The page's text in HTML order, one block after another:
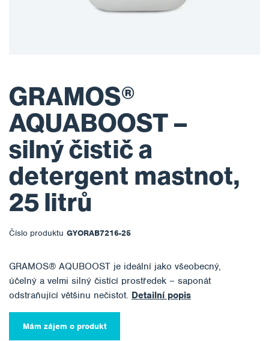
GRAMOS®
AQUABOOST –
silný čistič a
detergent mastnot,
25 litrů
Číslo produktu GYORAB7216-25
GRAMOS® AQUBOOST je ideální jako všeobecný,
účelný a velmi silný čistící prostředek – saponát
odstraňující většinu nečistot. Detailní popis
Mám zájem o produkt